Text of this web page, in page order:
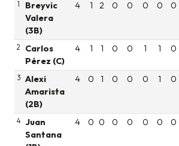
1
Breyvic
Valera
(3B)
4 1 2 0 0 0 0 0
2
Carlos
Pérez (C)
4 1 1 0 0 1 1 0
3
Alexi
Amarista
(2B)
4 0 1 0 0 0 1 0
4 Juan
Santana
4 0 0 0 0 0 0 0